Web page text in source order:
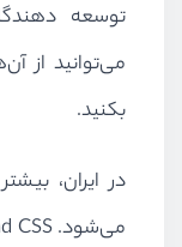
توسعه
می‌توانید از
بکنید.
در ایران،
می‌شود.CSS